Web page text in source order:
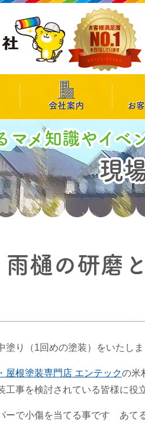
会社案内 お
マメ知識やイベ
現
樋の研磨
り（1回めの塗装）をいたしま
屋根塗装専門店 エンテックの米
工事を検討されている皆様に役
で小傷を当てる事です あて